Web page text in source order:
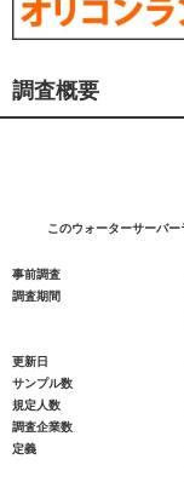
調査概要
このウォーターサーバー
事前調査
調査期間
更新日
サンプル数
規定人数
調査企業数
定義